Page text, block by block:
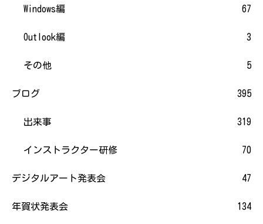
Windows編 67
Outlook編 3
その他 5
ブログ 395
出来事 319
インストラクター研修 70
デジタルアート発表会 47
年賀状発表会 134